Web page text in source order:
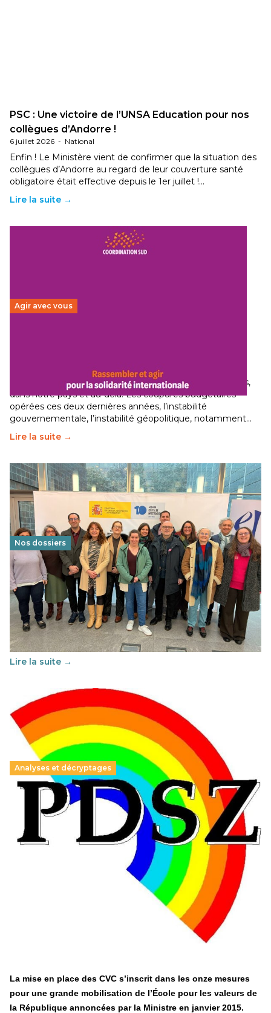
PSC : Une victoire de l’UNSA Education pour nos
collègues d’Andorre !
6 juillet 2026 - National
Enfin ! Le Ministère vient de confirmer que la situation des
collègues d’Andorre au regard de leur couverture santé
obligatoire était effective depuis le 1er juillet !…
Lire la suite →
Agir avec vous
Le secteur humanitaire connaît des difficultés profondes,
dans notre pays et au-delà. Les coupures budgétaires
opérées ces deux dernières années, l’instabilité
gouvernementale, l’instabilité géopolitique, notamment…
Lire la suite →
Nos dossiers
Éducation au vivre-ensemble : un échange croisé
franco-espagnol pour changer d’approche
29 juin 2026-National
Cette année, l'UNSA Éducation a mené un projet Erasmus
soutenu par l'union Européenne et centré sur l'éducation
au vivre-ensemble : quelles différences entre la France…
Lire la suite →
Analyses et décryptages
Hongrie : du changement pour les politiques
éducatives, aussi !
25 juin 2026
En Hongrie, le conservateur Peter Magyar et son parti
Tisza "Respect et liberté" ont remporté une large victoire,
contre le premier ministre sortant, Viktor Orban,…
La mise en place des CVC s’inscrit dans les onze mesures
pour une grande mobilisation de l’École pour les valeurs de
la République annoncées par la Ministre en janvier 2015.